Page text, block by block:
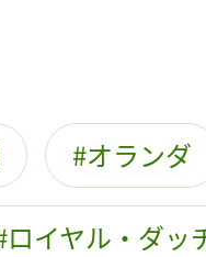
オランダ
ロイヤル・ダッ